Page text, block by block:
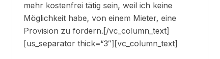
mehr kostenfrei tätig sein, weil ich keine
Möglichkeit habe, von einem Mieter, eine
Provision zu fordern.[/vc_column_text]
[us_separator thick=“3″][vc_column_text]